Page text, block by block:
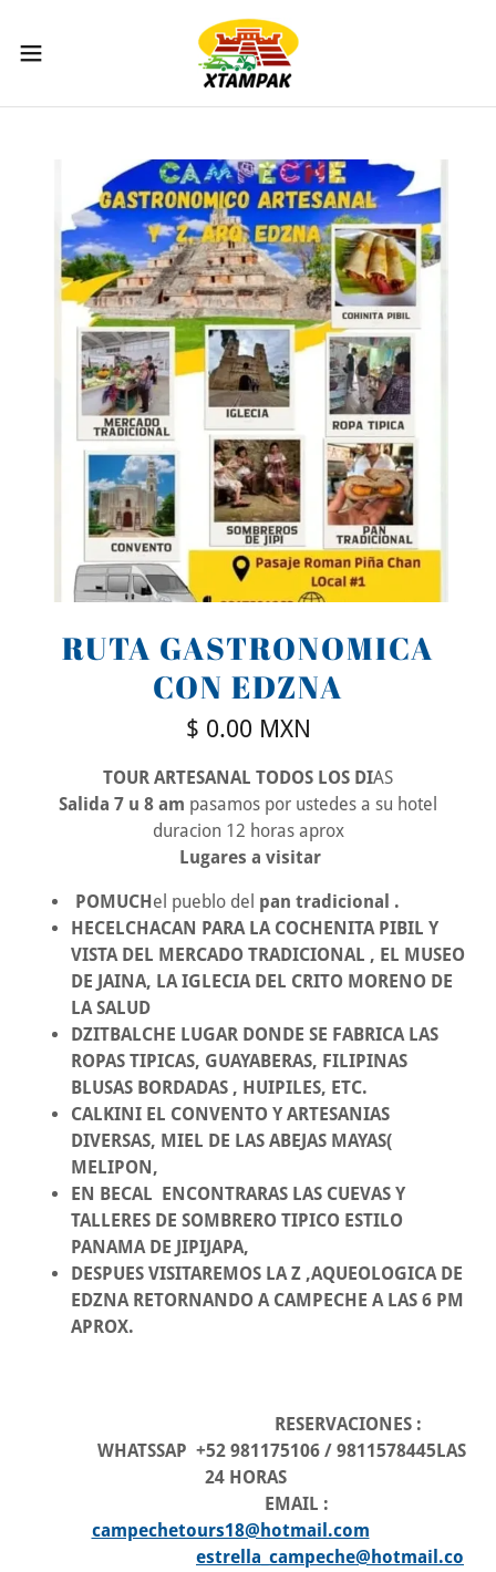
RUTA GASTRONOMICA
CON EDZNA
$ 0.00 MXN
TOUR ARTESANAL TODOS LOS DIAS
Salida 7 u 8 am pasamos por ustedes a su hotel
duracion 12 horas aprox
Lugares a visitar
POMUCHel pueblo del pan tradicional .
HECELCHACAN PARA LA COCHENITA PIBIL Y
VISTA DEL MERCADO TRADICIONAL , EL MUSEO
DE JAINA, LA IGLECIA DEL CRITO MORENO DE
LA SALUD
DZITBALCHE LUGAR DONDE SE FABRICA LAS
ROPAS TIPICAS, GUAYABERAS, FILIPINAS
BLUSAS BORDADAS , HUIPILES, ETC.
CALKINI EL CONVENTO Y ARTESANIAS
DIVERSAS, MIEL DE LAS ABEJAS MAYAS(
MELIPON,
EN BECAL ENCONTRARAS LAS CUEVAS Y
TALLERES DE SOMBRERO TIPICO ESTILO
PANAMA DE JIPIJAPA,
DESPUES VISITAREMOS LA Z ,AQUEOLOGICA DE
EDZNA RETORNANDO A CAMPECHE A LAS 6 PM
APROX.
RESERVACIONES :
WHATSSAP +52 981175106 / 9811578445LAS
24 HORAS
EMAIL :
campechetours18@hotmail.com
estrella_campeche@hotmail.co